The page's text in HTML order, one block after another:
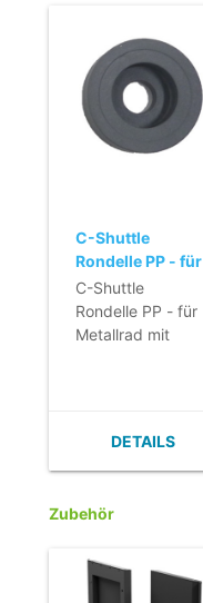
C-Shuttle
Rondelle PP - für
Metallrad mit
Stoßstange
C-Shuttle
Rondelle PP - für
Metallrad mit
DETAILS
Zubehör